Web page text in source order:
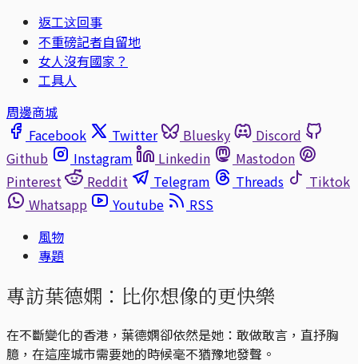
返工这回事
不重磅記者自留地
女人沒有國家？
工具人
周邊商城
Facebook
Twitter Bluesky
Discord
Github
Instagram Linkedin
Mastodon
Pinterest
Reddit Telegram Threads
Tiktok
Whatsapp
Youtube
RSS
風物
專題
專訪葉德嫻：比你想像的更快樂
在不斷變化的香港，葉德嫻卻依然是她：敢做敢言，直抒胸
臆，在這座城市需要她的時候毫不猶豫地發聲。